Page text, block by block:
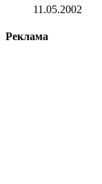
11.05.2002
Реклама